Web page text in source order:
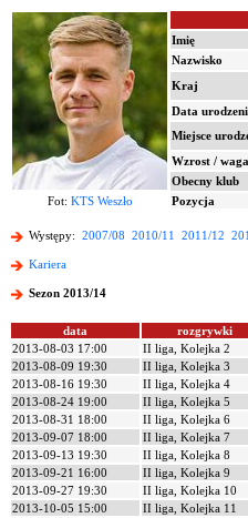
Imię
Nazwisko
Kraj
Data
Miejsce
Wzrost / waga
Obecny klub
Fot: KTS Weszło Pozycja
Występy: 2007/08 2010/11 2011/12
Kariera
Sezon 2013/14
data rozgrywki
2013-08-03 17:00
II liga, Kolejka 2
2013-08-09 19:30
II liga, Kolejka 3
2013-08-16 19:30
II liga, Kolejka 4
2013-08-24 19:00
II liga, Kolejka 5
2013-08-31 18:00
II liga, Kolejka 6
2013-09-07 18:00
II liga, Kolejka 7
2013-09-13 19:30
II liga, Kolejka 8
2013-09-21 16:00
II liga, Kolejka 9
2013-09-27 19:30
II liga, Kolejka 10
2013-10-05 15:00
II liga, Kolejka 11